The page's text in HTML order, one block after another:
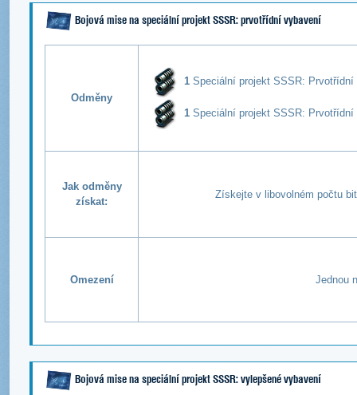
Bojová mise na speciální projekt SSSR: prvotřídní vybavení
Odměny
1 Speciální projekt SSSR: Prvotřídní
1 Speciální projekt SSSR: Prvotřídní
Jak odměny
získat:
Získejte v libovolném počtu
Omezení Jednou
Bojová mise na speciální projekt SSSR: vylepšené vybavení